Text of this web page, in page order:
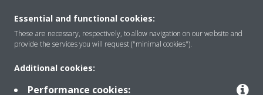
Rreth nesh
Zgjidhje
Essential and functional cookies:
These are necessary, respectively, to allow navigation on our website and
provide the services you will request ("minimal cookies").
Additional cookies:
Performance cookies: